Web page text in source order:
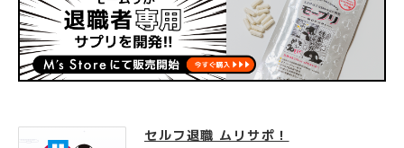
セルフ退職 ムリサポ！